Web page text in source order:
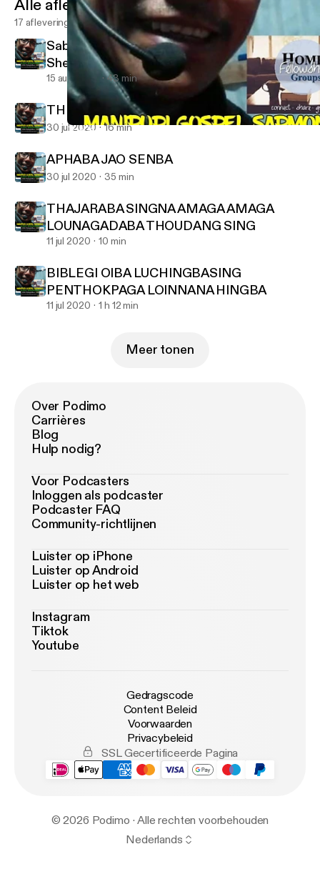
THAJARABA SINGNA AMAGA AMAGA LOUNAGADABA
Alle afleveringen
17 afleveringen
Sabath School lesson 3Quater 7 lesson
Shearing the Word
15 aug 2020 43 min
THE DESTRUCTION OF JERUSALEM
30 jul 2020 16 min
APHABA JAO SENBA
30 jul 2020 35 min
THAJARABA SINGNA AMAGA AMAGA
LOUNAGADABA THOUDANG SING
11 jul 2020 10 min
BIBLEGI OIBA LUCHINGBASING
PENTHOKPAGA LOINNANA HINGBA
11 jul 2020 1 h 12 min
Meer tonen
Over Podimo
Carrières
Blog
Hulp nodig?
Voor Podcasters
Inloggen als podcaster
Podcaster FAQ
Community-richtlijnen
Luister op iPhone
Luister op Android
Luister op het web
Instagram
Tiktok
Youtube
Gedragscode
Content Beleid
Voorwaarden
Privacybeleid
SSL Gecertificeerde Pagina
© 2026 Podimo · Alle rechten voorbehouden
Nederlands